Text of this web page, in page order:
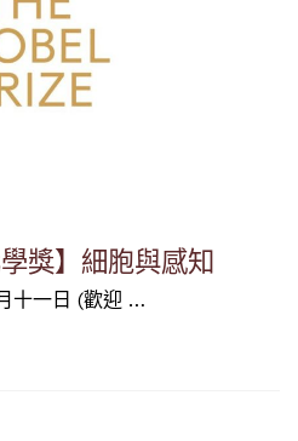
獎】細胞與感知
十一日 (歡迎 …